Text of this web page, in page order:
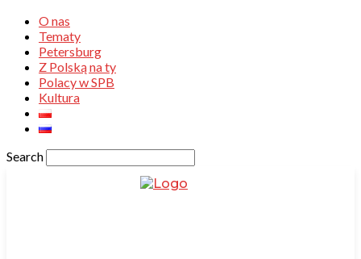
O nas
Tematy
Petersburg
Z Polską na ty
Polacy w SPB
Kultura
Search